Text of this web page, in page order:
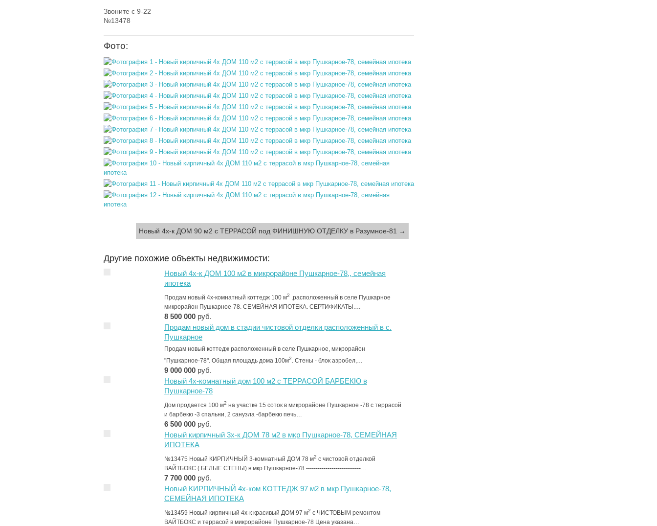
Звоните с 9-22
№13478
Фото:
Новый 4х-к ДОМ 90 м2 с ТЕРРАСОЙ под ФИНИШНУЮ ОТДЕЛКУ в Разумное-81 →
Другие похожие объекты недвижимости:
Новый 4х-к ДОМ 100 м2 в микрорайоне Пушкарное-78,, семейная
ипотека
Продам новый 4х-комнатный коттедж 100 м2 ,расположенный в селе Пушкарное
микрорайон Пушкарное-78. СЕМЕЙНАЯ ИПОТЕКА. СЕРТИФИКАТЫ.…
8 500 000 руб.
Продам новый дом в стадии чистовой отделки расположенный в с.
Пушкарное
Продам новый коттедж расположенный в селе Пушкарное, микрорайон
"Пушкарное-78". Общая площадь дома 100м2. Стены - блок аэробел,…
9 000 000 руб.
Новый 4х-комнатный дом 100 м2 с ТЕРРАСОЙ БАРБЕКЮ в
Пушкарное-78
Дом продается 100 м2 на участке 15 соток в микрорайоне Пушкарное -78 с террасой
и барбекю -3 спальни, 2 санузла -барбекю печь…
6 500 000 руб.
Новый кирпичный 3х-к ДОМ 78 м2 в мкр Пушкарное-78, СЕМЕЙНАЯ
ИПОТЕКА
№13475 Новый КИРПИЧНЫЙ 3-комнатный ДОМ 78 м2 с чистовой отделкой
ВАЙТБОКС ( БЕЛЫЕ СТЕНЫ) в мкр Пушкарное-78 ----------------------------…
7 700 000 руб.
Новый КИРПИЧНЫЙ 4х-ком КОТТЕДЖ 97 м2 в мкр Пушкарное-78,
СЕМЕЙНАЯ ИПОТЕКА
№13459 Новый кирпичный 4х-к красивый ДОМ 97 м2 с ЧИСТОВЫМ ремонтом
ВАЙТБОКС и террасой в микрорайоне Пушкарное-78 Цена указана…